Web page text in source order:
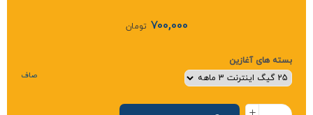
700,000 تومان
بسته های آغازین
صاف